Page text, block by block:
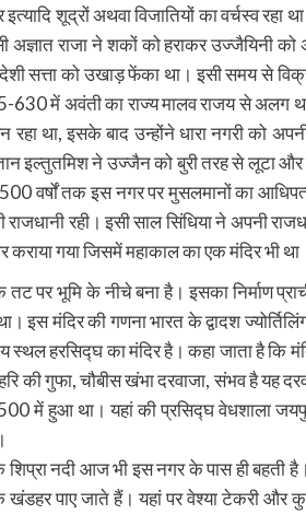
शूद्रों अथवा विजातियों का वर्चस्व रहा
राजा ने शकों को हराकर उज्जैयिनी को
सत्ता को उखाड़ फेंका था। इसी समय से
630 में अवंती का राज्य मालव राजय से अलग
था, इसके बाद उन्होंने धारा नगरी को
इल्तुतमिश ने उज्जैन को बुरी तरह से लूटा और
वर्षों तक इस नगर पर मुसलमानों का
रही। इसी साल सिंधिया ने अपनी
कराया गया जिसमें महाकाल का एक मंदिर भी
पर भूमि के नीचे बना है। इसका निर्माण
इस मंदिर की गणना भारत के द्वादश
हरसिद्घ का मंदिर है। कहा जाता है कि
की गुफा, चौबीस खंभा दरवाजा, संभव है यह
में हुआ था। यहां की प्रसिद्घ वेधशाला
नदी आज भी इस नगर के पास ही बहती
खंडहर पाए जाते हैं। यहां पर वेश्या टेकरी और